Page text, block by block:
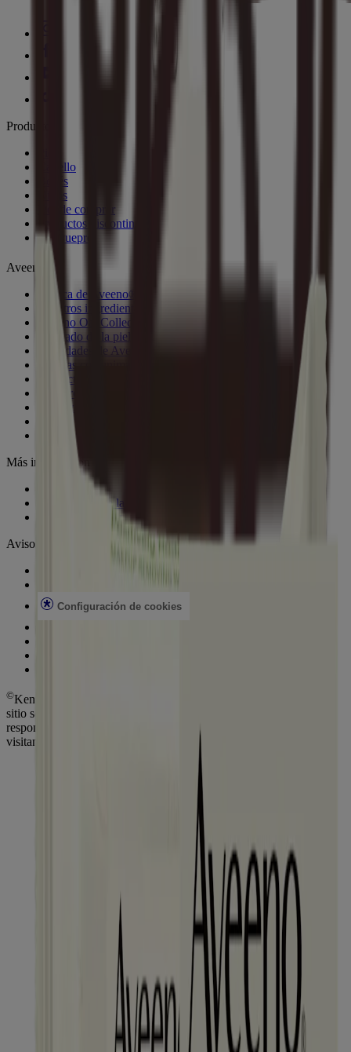
Productos
Cabello
Bebés
Niños
Dónde comprar
Productos discontinuados
Kenvuepro
Aveeno
Acerca de Aveeno®
Nuestros ingredientes
Aveeno Oat Collective
El estado de la piel sensible
Novedades de Aveeno®
Pruebas con animales
Contáctanos
Registro y ofertas por correo electrónico
Localizador de tiendas de Baby Daily Moisture Set
Aveeno en todo el mundo
Sitemap
Más información
Microbioma de la piel
Problemas de la piel
Avisos legales
Configuración de cookies
©Kenvue Brands LLC. 2026, todos los derechos reservados. Este
sitio se publica a través de Kenvue Brands LLC., que es el único
responsable de su contenido. Este sitio web está diseñado para
visitantes de Estados Unidos.